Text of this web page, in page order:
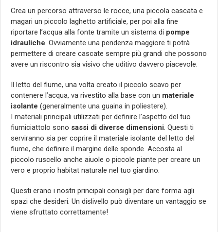
Crea un percorso attraverso le rocce, una piccola cascata e
magari un piccolo laghetto artificiale, per poi alla fine
riportare l’acqua alla fonte tramite un sistema di pompe
idrauliche. Ovviamente una pendenza maggiore ti potrà
permettere di creare cascate sempre più grandi che possono
avere un riscontro sia visivo che uditivo davvero piacevole.
Il letto del fiume, una volta creato il piccolo scavo per
contenere l’acqua, va rivestito alla base con un materiale
isolante (generalmente una guaina in poliestere).
I materiali principali utilizzati per definire l’aspetto del tuo
fiumiciattolo sono sassi di diverse dimensioni. Questi ti
serviranno sia per coprire il materiale isolante del letto del
fiume, che definire il margine delle sponde. Accosta al
piccolo ruscello anche aiuole o piccole piante per creare un
vero e proprio habitat naturale nel tuo giardino.
Questi erano i nostri principali consigli per dare forma agli
spazi che desideri. Un dislivello può diventare un vantaggio se
viene sfruttato correttamente!